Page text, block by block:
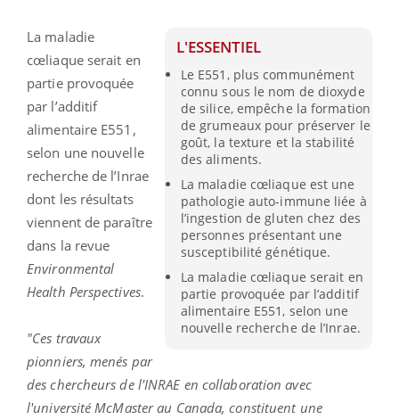
L'ESSENTIEL
Le E551, plus communément
connu sous le nom de dioxyde
de silice, empêche la formation
de grumeaux pour préserver le
goût, la texture et la stabilité
des aliments.
La maladie cœliaque est une
pathologie auto-immune liée à
l’ingestion de gluten chez des
personnes présentant une
susceptibilité génétique.
La maladie cœliaque serait en
partie provoquée par l’additif
alimentaire E551, selon une
nouvelle recherche de l’Inrae.
La maladie
cœliaque serait en
partie provoquée
par l’additif
alimentaire E551,
selon une nouvelle
recherche de l’Inrae
dont les résultats
viennent de paraître
dans la revue
Environmental
Health Perspectives.
"Ces travaux
pionniers, menés par
des chercheurs de l'INRAE en collaboration avec
l'université McMaster au Canada, constituent une